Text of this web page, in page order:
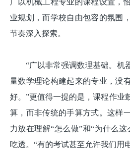
广以机械工程专业的课程设置，
业规划，而学校自由包容的氛围
节奏深入探索。
“广以非常强调数理基础。机
量数学理论构建起来的专业，没
好。”更值得一提的是，课程作业
算，而非传统的手算方式。这样
力放在理解“怎么做”和“为什么
吃透。“有的考试甚至允许我们用